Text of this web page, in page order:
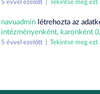
5 évvel ezelőtt | Tekintse meg ezt
navuadmin létrehozta az
intézményenként, karonként
5 évvel ezelőtt | Tekintse meg ezt